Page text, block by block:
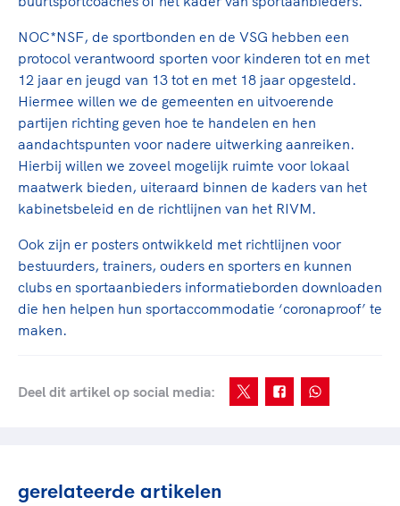
Sport gaat niet vanzelf
Sport verenigt. Op sportclubs, pleintjes, tijdens
een rondje fietsen, door samen te skaten of naar
de sportschool te gaan. Door samen te juichen
voor Sifan Hassan, Rico Verhoeven, Diede de
Groot en het Nederlands Elftal. Of met trots te
genieten van de karatewedstrijd van je dochter,
de halve marathon van je moeder of de
hockeywedstrijd van je buurjongen.
Lees verder
High5 Stappenplan
Ruimte voor sport
Clubondersteuning
Beroepskrachten
Samen voor een veilige
sportomgeving
Voor welk gedrag staat de club? Wat mag wel
langs de lijn, in de kleedkamer, kantine en online?
En wat mag vooral niet? Een gedragscode geeft
hier richting aan en is dus een belangrijk
Maatschappelijke waarde topsport
Top teamsportcompetities
De TeamNL Academie
De TeamNL Academie biedt een leer- en
ontwikkelprogramma voor de volgende functies
binnen TeamNL programma's: experts, coaches,
bestuurders, (technisch) directeuren, managers en
toekomstig kader.
Lees verder
NOC*NSF, de sportbonden en de VSG hebben een
protocol verantwoord sporten voor kinderen tot en met
12 jaar en jeugd van 13 tot en met 18 jaar opgesteld.
Hiermee willen we de gemeenten en uitvoerende
partijen richting geven hoe te handelen en hen
aandachtspunten voor nadere uitwerking aanreiken.
Hierbij willen we zoveel mogelijk ruimte voor lokaal
maatwerk bieden, uiteraard binnen de kaders van het
kabinetsbeleid en de richtlijnen van het RIVM.
Ook zijn er posters ontwikkeld met richtlijnen voor
bestuurders, trainers, ouders en sporters en kunnen
clubs en sportaanbieders informatieborden downloaden
die hen helpen hun sportaccommodatie ‘coronaproof’ te
maken.
Deel dit artikel op social media:
gerelateerde artikelen